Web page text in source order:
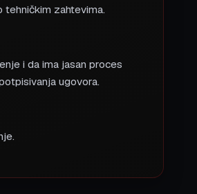
zahtevima.
i da ima jasan proces
ugovora.